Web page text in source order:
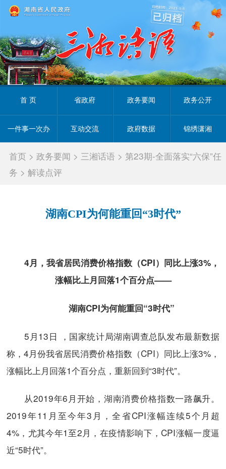
首 页 省政府 政务要闻 政务公开
一件事一次办 互动交流 政府数据 锦绣潇湘
首页 >政务要闻 > 三湘话语 > 第23期-全面落实“六保”任
务 >解读点评
湖南CPI为何能重回“3时代”
4月，我省居民消费价格指数（CPI）同比上涨3%，
涨幅比上月回落1个百分点——
湖南CPI为何能重回“3时代”
5月13日 ，国家统计局湖南调查总队发布最新数据
称，4月份我省居民消费价格指数（CPI）同比上涨3%，
涨幅比上月回落1个百分点，重新回到“3时代”。
从2019年6月开始，湖南消费价格指数一路飙升。
2019年11月至今年3月，全省CPI涨幅连续5个月超
4%，尤其今年1至2月，在疫情影响下，CPI涨幅一度逼
近“5时代”。